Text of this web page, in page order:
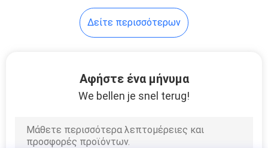
πακέτο μπαταριών
Δείτε περισσότερων
Αφήστε ένα μήνυμα
We bellen je snel terug!